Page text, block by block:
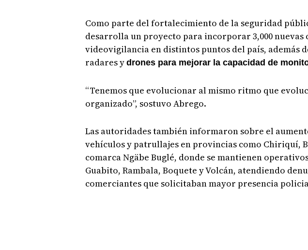
Como parte del fortalecimiento de la seguridad
desarrolla un proyecto para incorporar 3,000 nuevas
videovigilancia en distintos puntos del país, además
radares y drones para mejorar la capacidad de
“Tenemos que evolucionar al mismo ritmo que
organizado”, sostuvo Abrego.
Las autoridades también informaron sobre el
vehículos y patrullajes en provincias como Chiriquí,
comarca Ngäbe Buglé, donde se mantienen
Guabito, Rambala, Boquete y Volcán, atendiendo
comerciantes que solicitaban mayor presencia